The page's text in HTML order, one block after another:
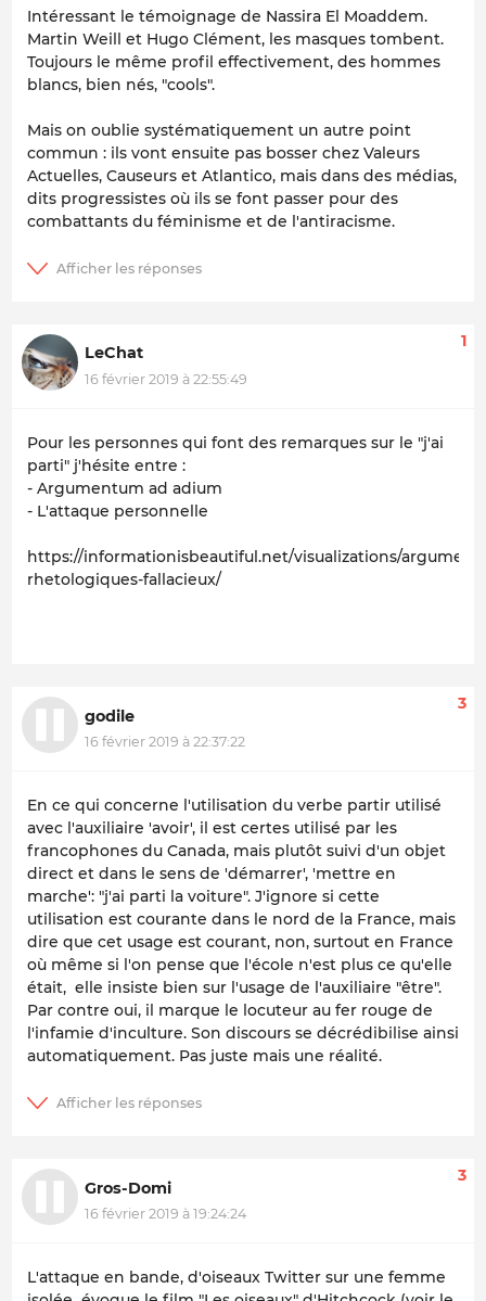
Intéressant le témoignage de Nassira El Moaddem.
Martin Weill et Hugo Clément, les masques tombent.
Toujours le même profil effectivement, des hommes
blancs, bien nés, "cools".
Mais on oublie systématiquement un autre point
commun : ils vont ensuite pas bosser chez Valeurs
Actuelles, Causeurs et Atlantico, mais dans des médias,
dits progressistes où ils se font passer pour des
combattants du féminisme et de l'antiracisme.
LeChat
16 février 2019 à 22:55:49
1
Pour les personnes qui font des remarques sur le "j'ai
parti" j'hésite entre :
- Argumentum ad adium
- L'attaque personnelle
https://informationisbeautiful.net/visualizations/
rhetologiques-fallacieux/
godile
16 février 2019 à 22:37:22
3
En ce qui concerne l'utilisation du verbe partir utilisé
avec l'auxiliaire 'avoir', il est certes utilisé par les
francophones du Canada, mais plutôt suivi d'un objet
direct et dans le sens de 'démarrer', 'mettre en
marche': "j'ai parti la voiture". J'ignore si cette
utilisation est courante dans le nord de la France, mais
dire que cet usage est courant, non, surtout en France
où même si l'on pense que l'école n'est plus ce qu'elle
était, elle insiste bien sur l'usage de l'auxiliaire "être".
Par contre oui, il marque le locuteur au fer rouge de
l'infamie d'inculture. Son discours se décrédibilise ainsi
automatiquement. Pas juste mais une réalité.
Gros-Domi
16 février 2019 à 19:24:24
3
L'attaque en bande, d'oiseaux Twitter sur une femme